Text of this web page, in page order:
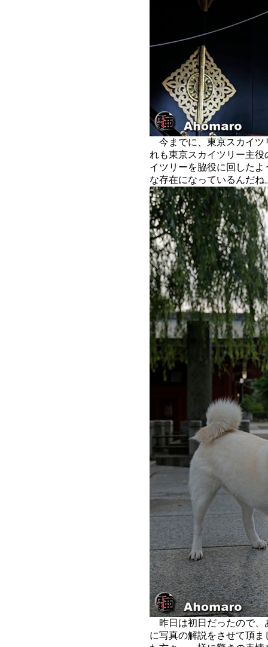
今までに、東京スカイツ
れも東京スカイツリー主
イツリーを脇役に回した
な存在になっているんだね
昨日は初日だったので、
に写真の解説をさせて頂